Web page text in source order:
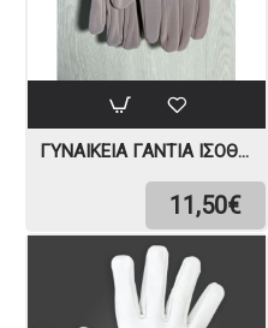
ΓΥΝΑΙΚΕΊΑ ΓΆΝΤΙΑ ΙΣΟΘΕΡΜΙΚΆ
11,50€